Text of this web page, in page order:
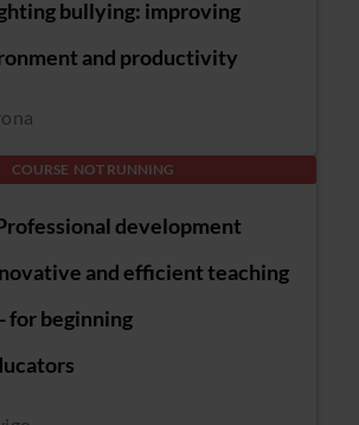
bullying: improving
and productivity
COURSE NOT RUNNING
development
and efficient teaching
for beginning